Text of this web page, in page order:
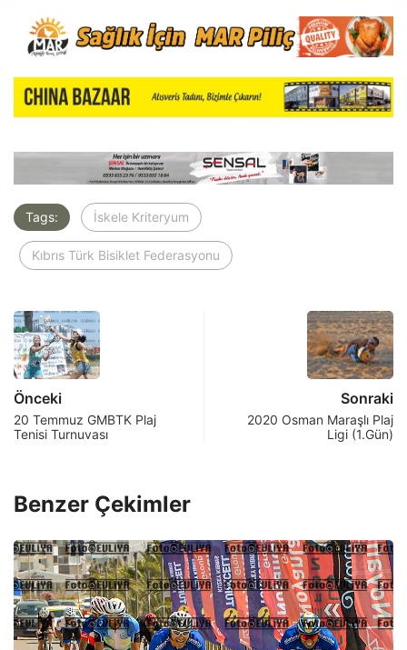
Tags: İskele Kriteryum
Kıbrıs Türk Bisiklet Federasyonu
Önceki
20 Temmuz GMBTK Plaj
Tenisi Turnuvası
Sonraki
2020 Osman Maraşlı Plaj
Ligi (1.Gün)
Benzer Çekimler